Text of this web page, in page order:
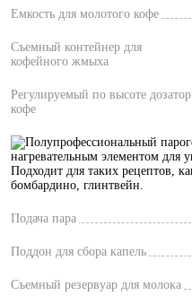
Емкость для молотого кофе
Съемный контейнер для
кофейного жмыха
Регулируемый по высоте дозатор
кофе
Подача пара
Поддон для сбора капель
Съемный резервуар для молока